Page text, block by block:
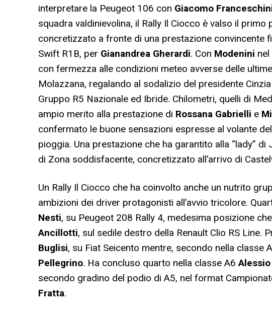
interpretare la Peugeot 106 con Giacomo
squadra valdinievolina, il Rally Il Ciocco è valso il
concretizzato a fronte di una prestazione convincente
Swift R1B, per Gianandrea Gherardi. Con Modenini
con fermezza alle condizioni meteo avverse delle
Molazzana, regalando al sodalizio del presidente
Gruppo R5 Nazionale ed Ibride. Chilometri, quelli di
ampio merito alla prestazione di Rossana Gabrielli e
confermato le buone sensazioni espresse al volante
pioggia. Una prestazione che ha garantito alla “lady”
di Zona soddisfacente, concretizzato all’arrivo di
Un Rally Il Ciocco che ha coinvolto anche un nutrito
ambizioni dei driver protagonisti all’avvio tricolore.
Nesti, su Peugeot 208 Rally 4, medesima posizione
Ancillotti, sul sedile destro della Renault Clio RS Line.
Buglisi, su Fiat Seicento mentre, secondo nella classe
Pellegrino. Ha concluso quarto nella classe A6
secondo gradino del podio di A5, nel format
Fratta.